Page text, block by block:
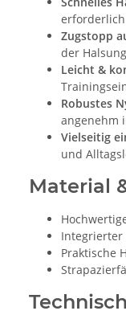
erforderlich
Zugstopp
der Halsung
Leicht &
Robustes
angenehm
Vielseitig
und
Material
Integrierter
Praktische